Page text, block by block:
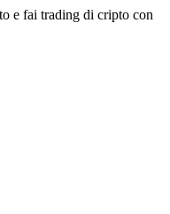
e fai trading di cripto con